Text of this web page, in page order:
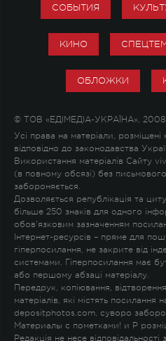
СОБЫТИЯ
КИНО
ОБЛОЖКИ
© ТОВ «ЕДІМЕДІА-УКРАЇНА»,
Усі права на матеріали,
відповідно до законодавства
Використання матеріалів Сайту
(в повному обсязі) без
забороняється.
Дозволяється републікація та
більше 250 знаків для одного
обов'язковим зазначенням
Інтернет-ресурсів – пряме для
гіперпосилання, не закрите від
системами. Гіперпосилання має
або першому абзаці матеріалу.
Передрук, копіювання,
матеріалів, які містять
depositphotos.com, суворо
Материалы с пометками! и P
Редакція не несе відповідальності